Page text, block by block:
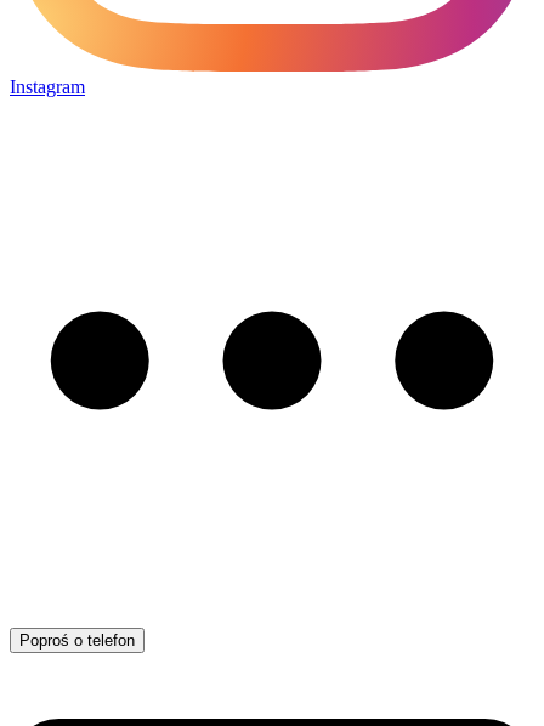
Instagram
Poproś o telefon